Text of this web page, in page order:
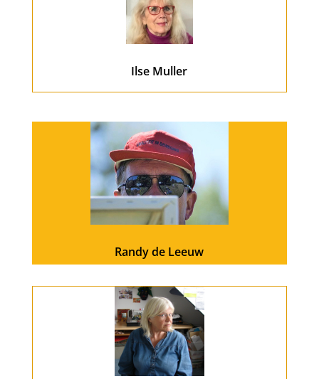
Ilse Muller
Randy de Leeuw